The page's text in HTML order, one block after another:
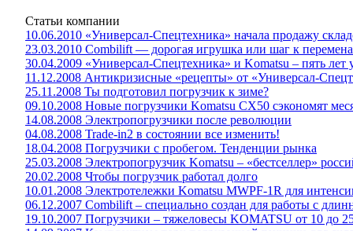
Статьи компании
10.06.2010 «Универсал-Спецтехника» начала продажу
23.03.2010 Combilift — дорогая игрушка или шаг к
30.04.2009 «Универсал-Спецтехника» и Komatsu – пять
11.12.2008 Антикризисные «рецепты» от «Универсал-
25.11.2008 Ты подготовил погрузчик к зиме?
09.10.2008 Новые погрузчики Komatsu CX50 сэкономят
14.08.2008 Электропогрузчики после революции
04.08.2008 Trade-in2 в состоянии все изменить!
18.04.2008 Погрузчики с пробегом. Тенденции рынка
25.03.2008 Электропогрузчик Komatsu – «бестселлер»
20.02.2008 Чтобы погрузчик работал долго
10.01.2008 Электротележки Komatsu MWPF-1R для
06.12.2007 Combilift – специально создан для работы с
19.10.2007 Погрузчики – тяжеловесы KOMATSU от 10 до